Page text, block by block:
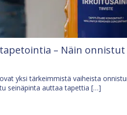
– Näin onnistut
yksi tärkeimmistä vaiheista
seinäpinta auttaa tapettia […]